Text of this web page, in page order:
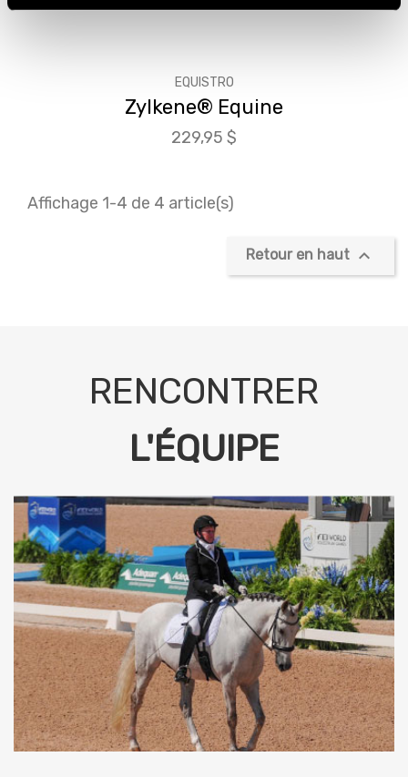
EQUISTRO
Zylkene® Equine
Prix
229,95 $
Affichage 1-4 de 4 article(s)
Retour en haut 
RENCONTRER
L'ÉQUIPE